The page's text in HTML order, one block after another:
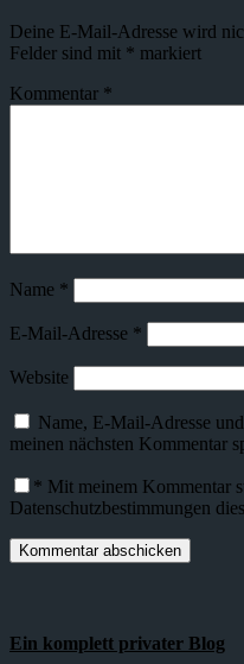
Deine E-Mail-Adresse wird
Felder sind mit * markiert
Kommentar *
Name *
E-Mail-Adresse *
Website
Name, E-Mail-Adresse
meinen nächsten Kommentar
* Mit meinem Kommentar
Datenschutzbestimmungen
Ein komplett privater Blog